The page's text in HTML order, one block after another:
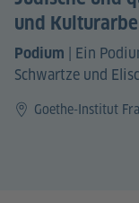
und
Podium | Ein
Schwartze und
Goethe-Institut